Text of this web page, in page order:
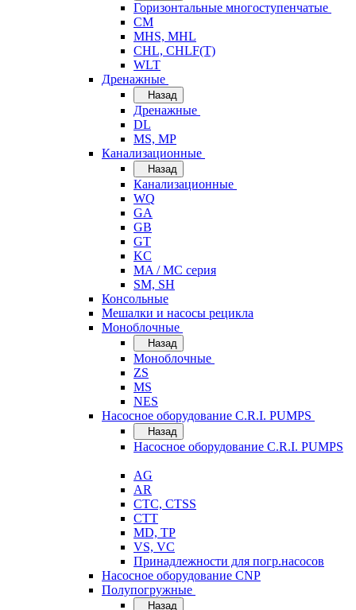
Горизонтальные многоступенчатые
CM
MHS, MHL
CHL, CHLF(T)
WLT
Дренажные
Назад
Дренажные
DL
MS, MP
Канализационные
Назад
Канализационные
WQ
GA
GB
GT
KC
MA / MC серия
SM, SH
Консольные
Мешалки и насосы рецикла
Моноблочные
Назад
Моноблочные
ZS
MS
NES
Насосное оборудование C.R.I. PUMPS
Назад
Насосное оборудование C.R.I. PUMPS
AG
AR
CTC, CTSS
CTT
MD, TP
VS, VC
Принадлежности для погр.насосов
Насосное оборудование CNP
Полупогружные
Назад